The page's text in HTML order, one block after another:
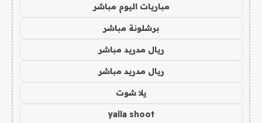
مباريات اليوم مباشر
برشلونة مباشر
ريال مدريد مباشر
ريال مدريد مباشر
يلا شوت
yalla shoot